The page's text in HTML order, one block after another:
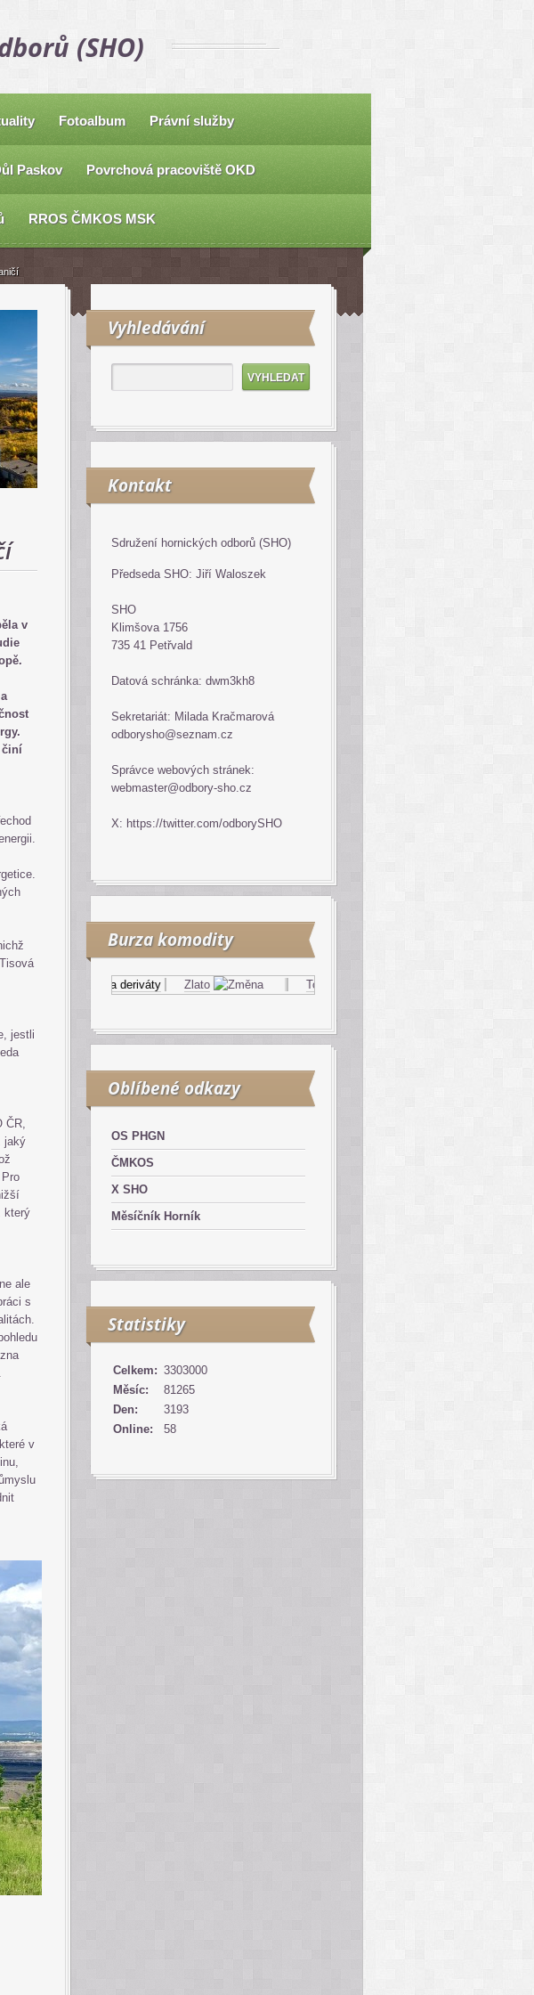
(SHO)
Fotoalbum Právní služby
Paskov Povrchová pracoviště OKD
RROS ČMKOS MSK
v
činí
jestli
ČR,
jaký
který
ale
s
v
Vyhledávání
Kontakt
Sdružení hornických odborů (SHO)
Předseda SHO: Jiří Waloszek
SHO
Klimšova 1756
735 41 Petřvald
Datová schránka: dwm3kh8
Sekretariát: Milada Kračmarová
odborysho@seznam.cz
Správce webových stránek:
webmaster@odbory-sho.cz
X: https://twitter.com/odborySHO
Burza komodity
Komodity a deriváty Zlato Topný olej
Oblíbené odkazy
OS PHGN
ČMKOS
X SHO
Měsíčník Horník
Statistiky
Online: 58
Celkem: 3303000
Měsíc:
81265
Den:
3193